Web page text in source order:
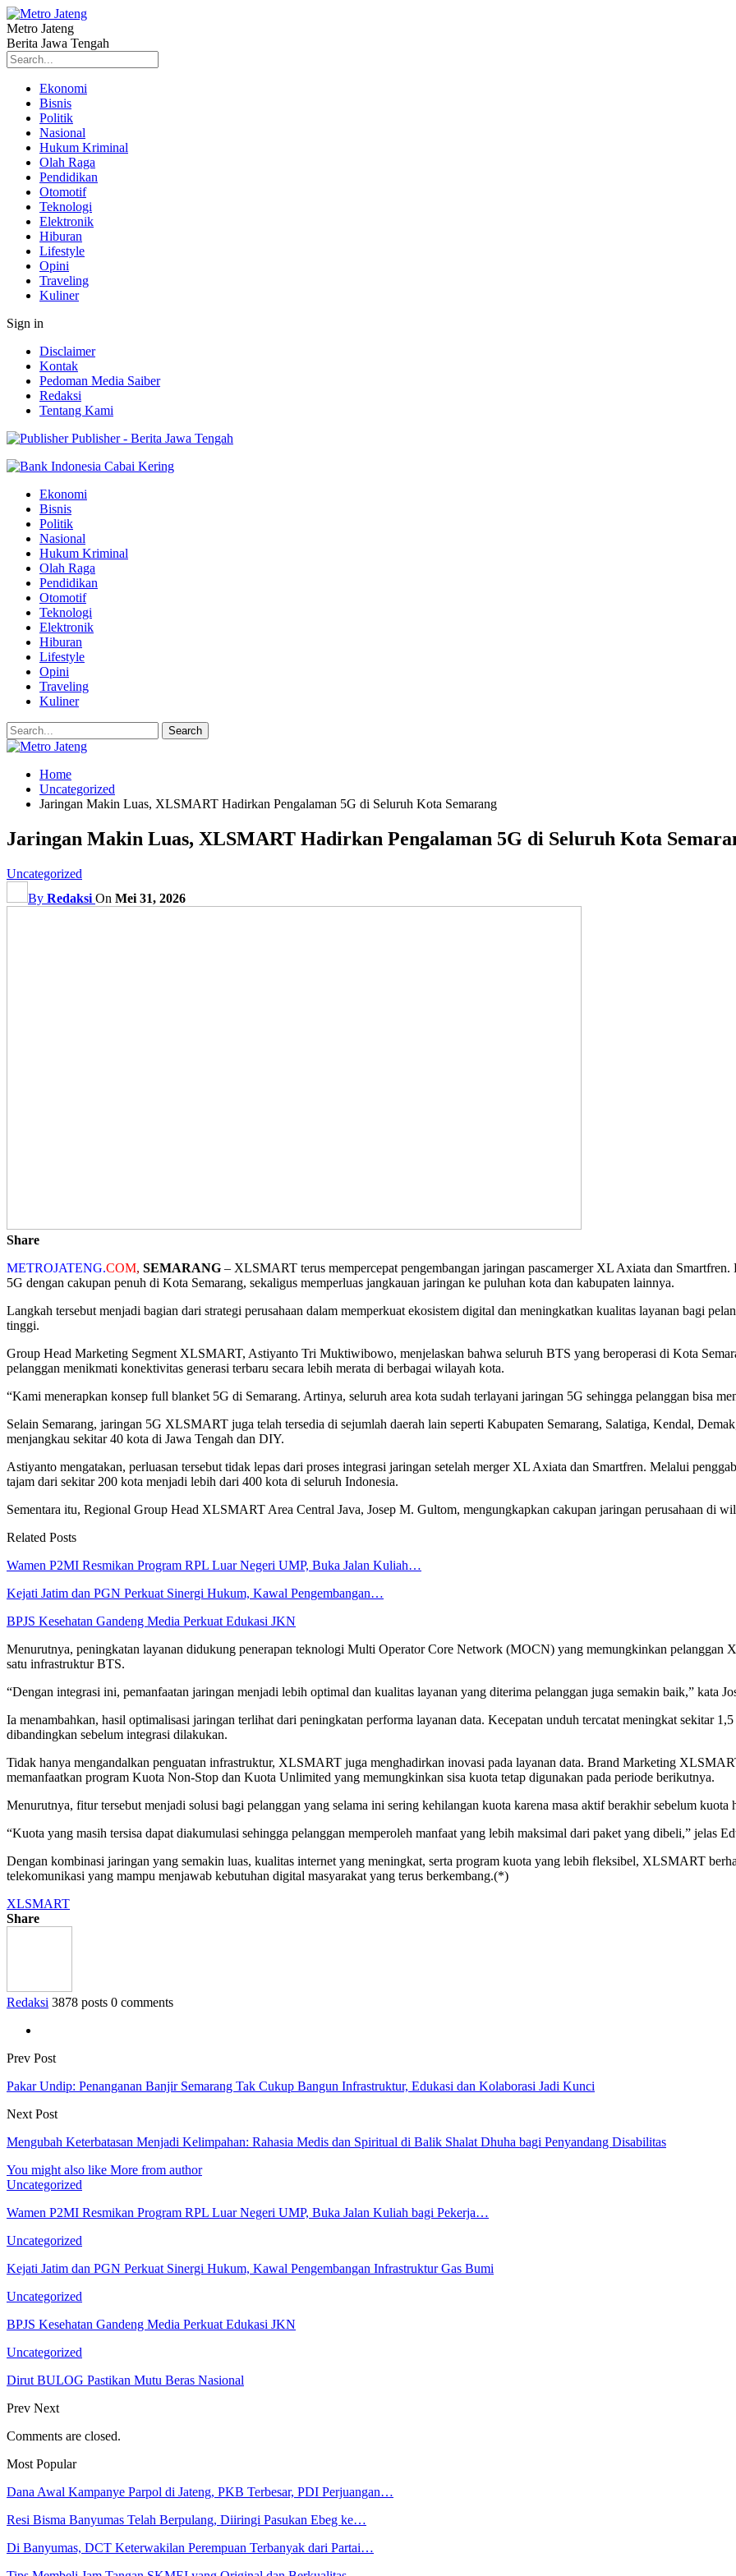
Metro Jateng
Berita Jawa Tengah
Ekonomi
Bisnis
Politik
Nasional
Hukum Kriminal
Olah Raga
Pendidikan
Otomotif
Teknologi
Elektronik
Hiburan
Lifestyle
Opini
Traveling
Kuliner
Sign in
Disclaimer
Kontak
Pedoman Media Saiber
Redaksi
Tentang Kami
Publisher - Berita Jawa Tengah
Ekonomi
Bisnis
Politik
Nasional
Hukum Kriminal
Olah Raga
Pendidikan
Otomotif
Teknologi
Elektronik
Hiburan
Lifestyle
Opini
Traveling
Kuliner
Home
Uncategorized
Jaringan Makin Luas, XLSMART Hadirkan Pengalaman 5G di Seluruh Kota Semarang
Jaringan Makin Luas, XLSMART Hadirkan Pengalaman 5G di Seluruh Kota
Uncategorized
By Redaksi On Mei 31, 2026
Share
METROJATENG.COM, SEMARANG – XLSMART terus mempercepat pengembangan jaringan pascamerger XL Axiata dan
5G dengan cakupan penuh di Kota Semarang, sekaligus memperluas jangkauan jaringan ke puluhan kota dan kabupaten lainnya.
Langkah tersebut menjadi bagian dari strategi perusahaan dalam memperkuat ekosistem digital dan meningkatkan kualitas layanan bagi
tinggi.
Group Head Marketing Segment XLSMART, Astiyanto Tri Muktiwibowo, menjelaskan bahwa seluruh BTS yang beroperasi di Kota
pelanggan menikmati konektivitas generasi terbaru secara lebih merata di berbagai wilayah kota.
“Kami menerapkan konsep full blanket 5G di Semarang. Artinya, seluruh area kota sudah terlayani jaringan 5G sehingga pelanggan bisa
Selain Semarang, jaringan 5G XLSMART juga telah tersedia di sejumlah daerah lain seperti Kabupaten Semarang, Salatiga, Kendal,
menjangkau sekitar 40 kota di Jawa Tengah dan DIY.
Astiyanto mengatakan, perluasan tersebut tidak lepas dari proses integrasi jaringan setelah merger XL Axiata dan Smartfren. Melalui
tajam dari sekitar 200 kota menjadi lebih dari 400 kota di seluruh Indonesia.
Sementara itu, Regional Group Head XLSMART Area Central Java, Josep M. Gultom, mengungkapkan cakupan jaringan perusahaan di
Related Posts
Wamen P2MI Resmikan Program RPL Luar Negeri UMP, Buka Jalan Kuliah…
Kejati Jatim dan PGN Perkuat Sinergi Hukum, Kawal Pengembangan…
BPJS Kesehatan Gandeng Media Perkuat Edukasi JKN
Menurutnya, peningkatan layanan didukung penerapan teknologi Multi Operator Core Network (MOCN) yang memungkinkan pelanggan
satu infrastruktur BTS.
“Dengan integrasi ini, pemanfaatan jaringan menjadi lebih optimal dan kualitas layanan yang diterima pelanggan juga semakin baik,” kata
Ia menambahkan, hasil optimalisasi jaringan terlihat dari peningkatan performa layanan data. Kecepatan unduh tercatat meningkat sekitar
dibandingkan sebelum integrasi dilakukan.
Tidak hanya mengandalkan penguatan infrastruktur, XLSMART juga menghadirkan inovasi pada layanan data. Brand Marketing
memanfaatkan program Kuota Non-Stop dan Kuota Unlimited yang memungkinkan sisa kuota tetap digunakan pada periode berikutnya.
Menurutnya, fitur tersebut menjadi solusi bagi pelanggan yang selama ini sering kehilangan kuota karena masa aktif berakhir sebelum kuota
“Kuota yang masih tersisa dapat diakumulasi sehingga pelanggan memperoleh manfaat yang lebih maksimal dari paket yang dibeli,” jelas
Dengan kombinasi jaringan yang semakin luas, kualitas internet yang meningkat, serta program kuota yang lebih fleksibel, XLSMART
telekomunikasi yang mampu menjawab kebutuhan digital masyarakat yang terus berkembang.(*)
XLSMART
Share
Redaksi 3878 posts 0 comments
Prev Post
Pakar Undip: Penanganan Banjir Semarang Tak Cukup Bangun Infrastruktur, Edukasi dan Kolaborasi Jadi Kunci
Next Post
Mengubah Keterbatasan Menjadi Kelimpahan: Rahasia Medis dan Spiritual di Balik Shalat Dhuha bagi Penyandang Disabilitas
You might also like More from author
Uncategorized
Wamen P2MI Resmikan Program RPL Luar Negeri UMP, Buka Jalan Kuliah bagi Pekerja…
Uncategorized
Kejati Jatim dan PGN Perkuat Sinergi Hukum, Kawal Pengembangan Infrastruktur Gas Bumi
Uncategorized
BPJS Kesehatan Gandeng Media Perkuat Edukasi JKN
Uncategorized
Dirut BULOG Pastikan Mutu Beras Nasional
Prev Next
Comments are closed.
Most Popular
Dana Awal Kampanye Parpol di Jateng, PKB Terbesar, PDI Perjuangan…
Resi Bisma Banyumas Telah Berpulang, Diiringi Pasukan Ebeg ke…
Di Banyumas, DCT Keterwakilan Perempuan Terbanyak dari Partai…